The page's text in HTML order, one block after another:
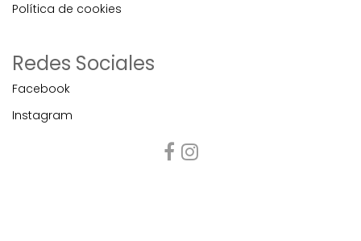
Política de cookies
Redes Sociales
Facebook
Instagram